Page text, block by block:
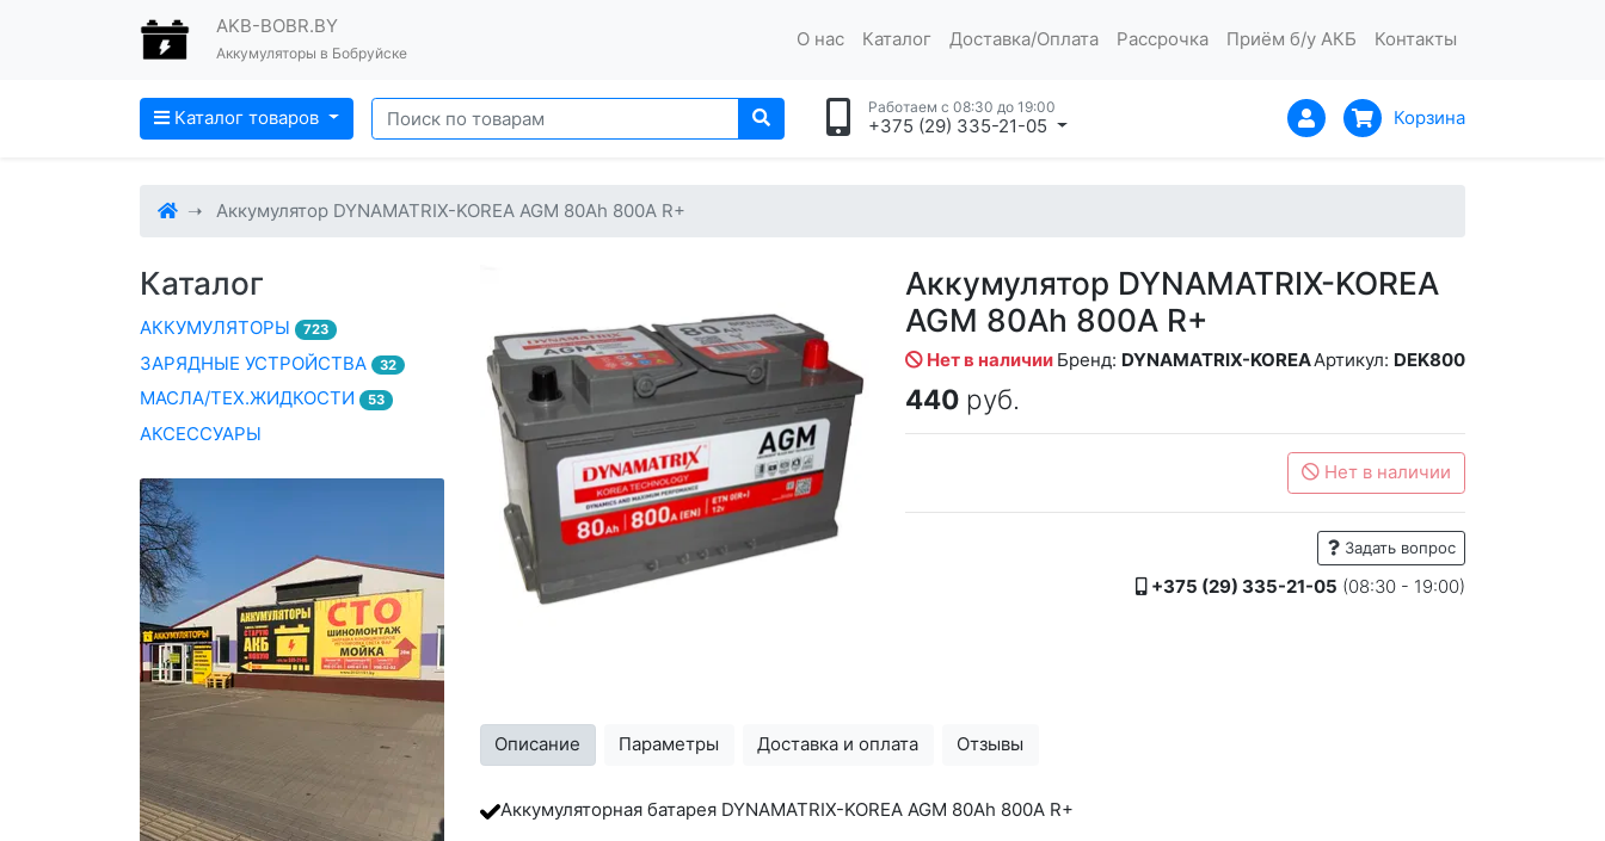
AKB-BOBR.BY
Аккумуляторы в Бобруйске
О нас Каталог Доставка/Оплата Рассрочка Приём б/у АКБ Контакты
Каталог товаров Работаем с 08:30 до 19:00
+375 (29) 335-21-05 Корзина
Аккумулятор DYNAMATRIX-KOREA AGM 80Ah 800A R+
Аккумулятор DYNAMATRIX-KOREA
AGM 80Ah 800A R+
Нет в наличии Бренд: DYNAMATRIX-KOREAАртикул: DEK800
440 руб.
Нет в наличии
Задать вопрос
+375 (29) 335-21-05 (08:30 - 19:00)
Описание Параметры Доставка и оплата Отзывы
Аккумуляторная батарея DYNAMATRIX-KOREA AGM 80Ah 800A R+
Каталог
АККУМУЛЯТОРЫ 723
ЗАРЯДНЫЕ УСТРОЙСТВА 32
МАСЛА/ТЕХ.ЖИДКОСТИ 53
АКСЕССУАРЫ